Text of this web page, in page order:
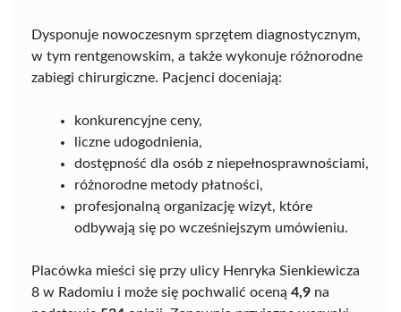
Dysponuje nowoczesnym sprzętem diagnostycznym,
w tym rentgenowskim, a także wykonuje różnorodne
zabiegi chirurgiczne. Pacjenci doceniają:
konkurencyjne ceny,
liczne udogodnienia,
dostępność dla osób z niepełnosprawnościami,
różnorodne metody płatności,
profesjonalną organizację wizyt, które
odbywają się po wcześniejszym umówieniu.
Placówka mieści się przy ulicy Henryka Sienkiewicza
8 w Radomiu i może się pochwalić oceną 4,9 na